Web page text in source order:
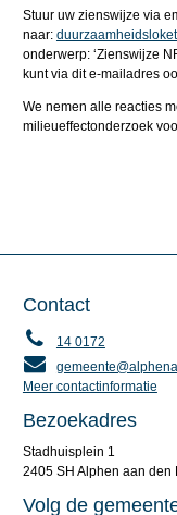
Stuur uw zienswijze via
naar:
onderwerp: ‘Zienswijze
kunt via dit e-mailadres
We nemen alle reacties
milieueffectonderzoek
Contact
14 0172
Meer contactinformatie
Bezoekadres
Stadhuisplein 1
2405 SH Alphen aan den
Volg de